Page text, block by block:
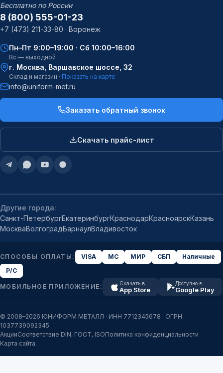
Бесплатно по России
8 (800) 555-01-23
+7 (473) 211-33-80 · Воронеж
Пн–Пт 9:00–19:00 · Сб 10:00–16:00
Вс — выходной
г. Москва, Варшавское шоссе, 32
Склад и магазин · Показать на карте
info@uniform-met.ru
Заказать обратный звонок
Скачать прайс-лист
Другие города:
Санкт-ПетербургЕкатеринбургКраснодарКрасноярскКазань
МоскваВолгоградБарнаулВладивосток
СПОСОБЫ ОПЛАТЫ: VISA MC МИР СБП
Наличные
Р/С
МОБИЛЬНОЕ ПРИЛОЖЕНИЕ: Скачать в
App Store
Доступно в
Google Play
© 2008–2026 ЮНИФОРМ МЕТАЛЛ · ИНН 7712345678 · ОГРН
1037739092345
АкцииСоответствие DIN, ГОСТ, ISOПолитика конфиденциальности
Карта сайта